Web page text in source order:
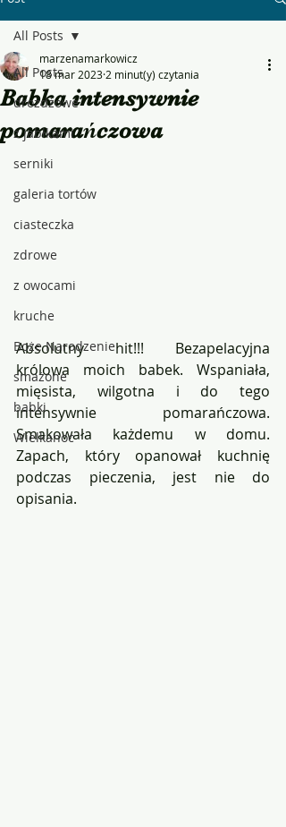
All Posts
drożdżowe
z jabłkami
serniki
galeria tortów
ciasteczka
zdrowe
z owocami
kruche
Boże Narodzenie
smażone
babki
Wielkanoc
All Posts
Babka intensywnie
pomarańczowa
marzenamarkowicz
18 mar 2023 2 minut(y) czytania
Absolutny hit!!! Bezapelacyjna
królowa moich babek. Wspaniała,
mięsista, wilgotna i do tego
intensywnie pomarańczowa.
Smakowała każdemu w domu.
Zapach, który opanował kuchnię
podczas pieczenia, jest nie do
opisania.